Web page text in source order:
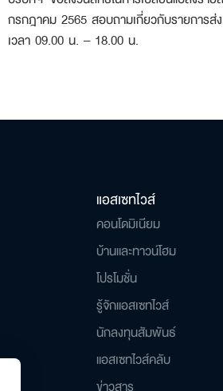
กรกฎาคม 2565 สอบถามเกี่ยวกับรายการ
เวลา 09.00 น. – 18.00 น.
แอสเซทไวส์
คอนโดมิเนียม
บ้านและทาวน์โฮม
โปรโมชั่น
รู้จักแอสเซทไวส์
นักลงทุนสัมพันธ์
แอสเซทไวส์คลับ
ข่าวสาร